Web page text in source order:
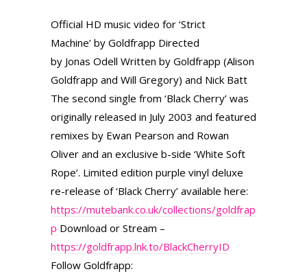
itt
er
a
m
Official HD music video for ‘Strict
Machine’ by Goldfrapp Directed
by Jonas Odell Written by Goldfrapp (Alison
Goldfrapp and Will Gregory) and Nick Batt
The second single from ‘Black Cherry’ was
originally released in July 2003 and featured
remixes by Ewan Pearson and Rowan
Oliver and an exclusive b-side ‘White Soft
Rope’. Limited edition purple vinyl deluxe
re-release of ‘Black Cherry’ available here:
https://mutebank.co.uk/collections/goldfrap
p Download or Stream –
https://goldfrapp.lnk.to/BlackCherryID
Follow Goldfrapp: